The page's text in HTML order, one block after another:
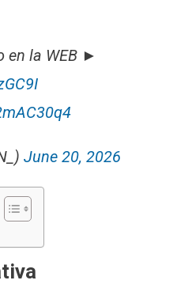
en la WEB ►
June 20, 2026